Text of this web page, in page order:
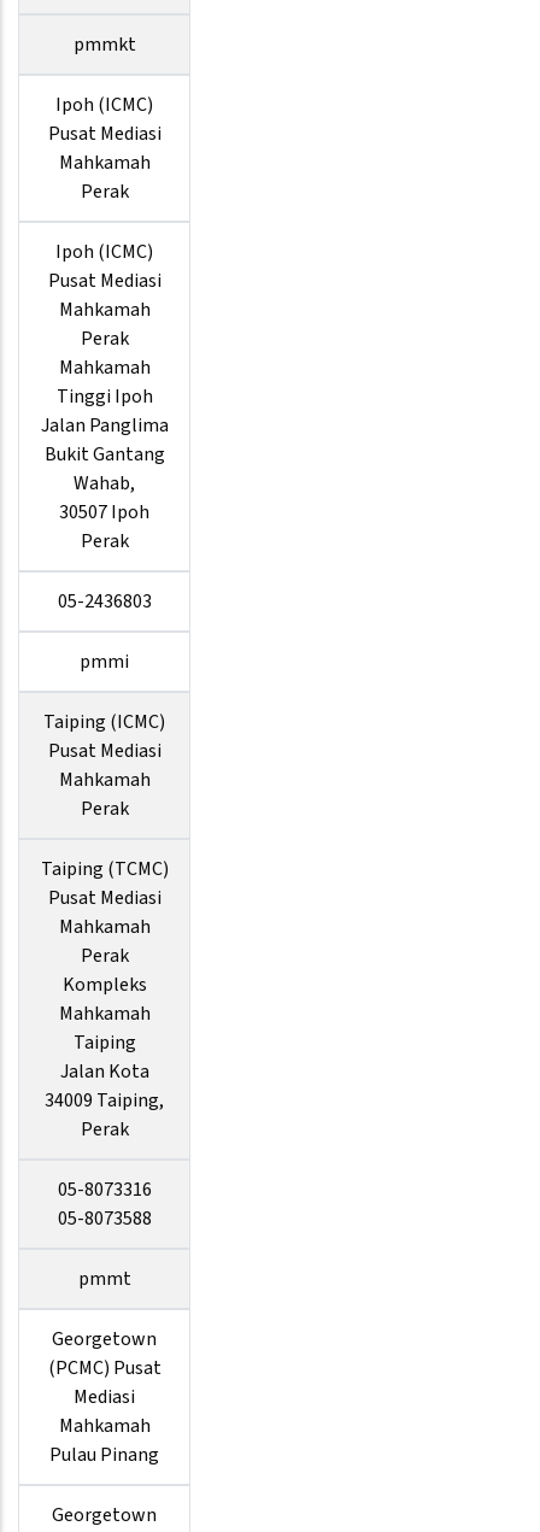
pmmkt
Ipoh (ICMC)
Pusat Mediasi
Mahkamah
Perak
Ipoh (ICMC)
Pusat Mediasi
Mahkamah
Perak
Mahkamah
Tinggi Ipoh
Jalan Panglima
Bukit Gantang
Wahab,
30507 Ipoh
Perak
05-2436803
pmmi
Taiping (ICMC)
Pusat Mediasi
Mahkamah
Perak
Taiping (TCMC)
Pusat Mediasi
Mahkamah
Perak
Kompleks
Mahkamah
Taiping
Jalan Kota
34009 Taiping,
Perak
05-8073316
05-8073588
pmmt
Georgetown
(PCMC) Pusat
Mediasi
Mahkamah
Pulau Pinang
Georgetown